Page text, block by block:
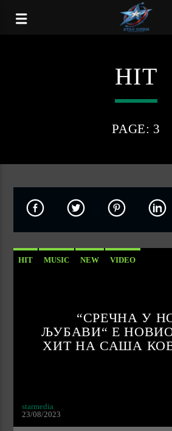
HIT
PAGE: 3
HIT MUSIC NEW VIDEO
“СРЕЧНА У
ЉУБАВИ“ Е
ХИТ НА САША
starmedia
23/08/2023